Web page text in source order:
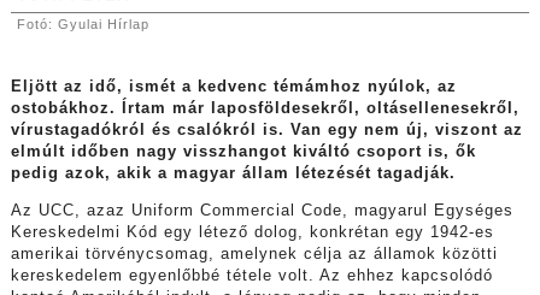
Fotó: Gyulai Hírlap
Eljött az idő, ismét a kedvenc témámhoz nyúlok, az
ostobákhoz. Írtam már laposföldesekről, oltásellenesekről,
vírustagadókról és csalókról is. Van egy nem új, viszont az
elmúlt időben nagy visszhangot kiváltó csoport is, ők
pedig azok, akik a magyar állam létezését tagadják.
Az UCC, azaz Uniform Commercial Code, magyarul Egységes
Kereskedelmi Kód egy létező dolog, konkrétan egy 1942-es
amerikai törvénycsomag, amelynek célja az államok közötti
kereskedelem egyenlőbbé tétele volt. Az ehhez kapcsolódó